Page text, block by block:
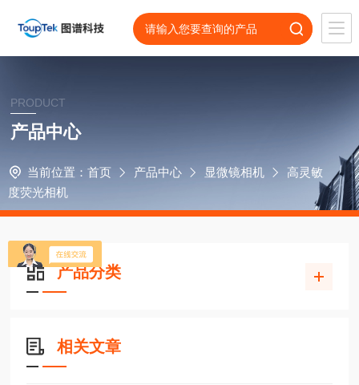
PRODUCT
产品中心
当前位置： 首页 产品中心 显微镜相机
高灵敏
度荧光相机
产品分类
相关文章